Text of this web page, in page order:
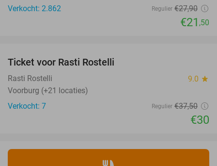
Verkocht: 2.862
Regulier €27,90
€21 ,50
TODAY
Ticket voor Rasti Rostelli
Rasti Rostelli 9.0 star
Voorburg (+21 locaties)
Verkocht: 7
Regulier €37,50
€30